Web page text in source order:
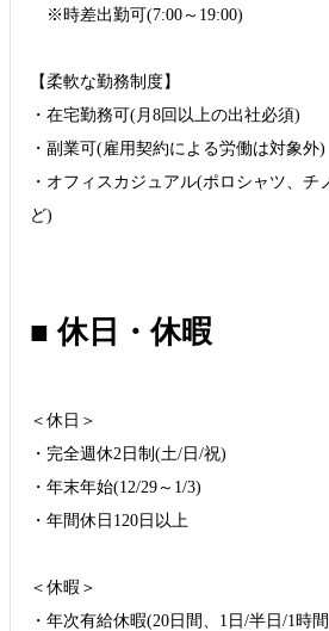
※時差出勤可(7:00～19:00)
【柔軟な勤務制度】
・在宅勤務可(月8回以上の出社必須)
・副業可(雇用契約による労働は対象外)
・オフィスカジュアル(ポロシャツ、チ
ど)
■ 休日・休暇
＜休日＞
・完全週休2日制(土/日/祝)
・年末年始(12/29～1/3)
・年間休日120日以上
＜休暇＞
・年次有給休暇(20日間、1日/半日/1時